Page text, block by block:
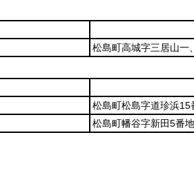
松島町高城字三居山一
松島町松島字道珍浜15
松島町幡谷字新田5番